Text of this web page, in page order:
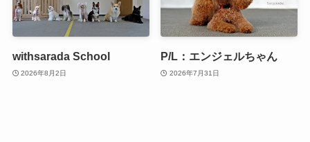
withsarada School
2026年8月2日
P/L：エンジェルちゃん
2026年7月31日